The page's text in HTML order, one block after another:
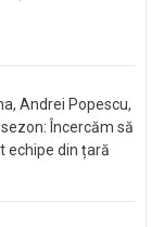
Andrei Popescu,
Încercăm să
echipe din țară